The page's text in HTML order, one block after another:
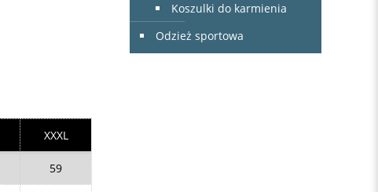
XXXL
59
Koszulki do karmienia
Odzież sportowa